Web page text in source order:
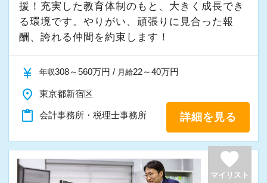
【ちょっと話だけでもしてみませんか？】
今すぐ転職を考えていなくても大丈夫です。
「ちょっと気になる」くらいでもOKなので、
まずは話を聞いてみませんか？
ここでの経験は、将来きっと役に立ちます。
リクルートサイト（外部リンク）
援！充実した教育体制のもと、大きく成長でき
る環境です。やりがい、頑張りに見合った報
酬、誇れる仲間を約束します！
currency_yen 年収308～560万円 / 月給22～40万円
place 東京都新宿区
content_paste 会計事務所・税理士事務所 詳細を見る
favorite
マイリスト